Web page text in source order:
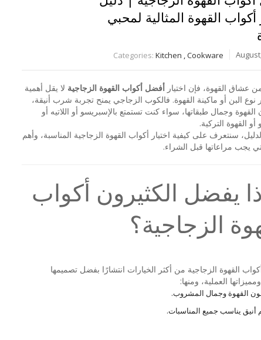
أكواب القهوة المثالية لمحبي
Categories: Kitchen ,Cookware
عشاق القهوة، فإن اختيارأفضل أكواب القهوة الزجاجية لا يقل أهمية
نوع البن أو ماكينة القهوة. فالكوب الزجاجي يمنح تجربة شرب أنيقة،
القهوة وجمال طبقاتها، سواء كنت تستمتع بالإسبريسو أو اللاتيه أو
أو القهوة التركية.
سنتعرف على كيفية اختيار أكواب القهوة الزجاجية المناسبة، وأهم
يجب مراعاتها قبل الشراء.
يفضل الكثيرون أكواب
الزجاجية؟
القهوة الزجاجية من أكثر الخيارات انتشارًا بفضل تصميمها
العملية، ومنها:
لون القهوة وجمال المشروب.
أنيق يناسب جميع المناسبات.